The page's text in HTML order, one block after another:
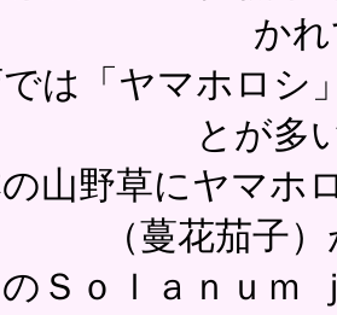
か
は「ヤマホロシ
とが多
の山野草にヤマホ
（蔓花茄子
Ｓｏｌａｎｕｍ